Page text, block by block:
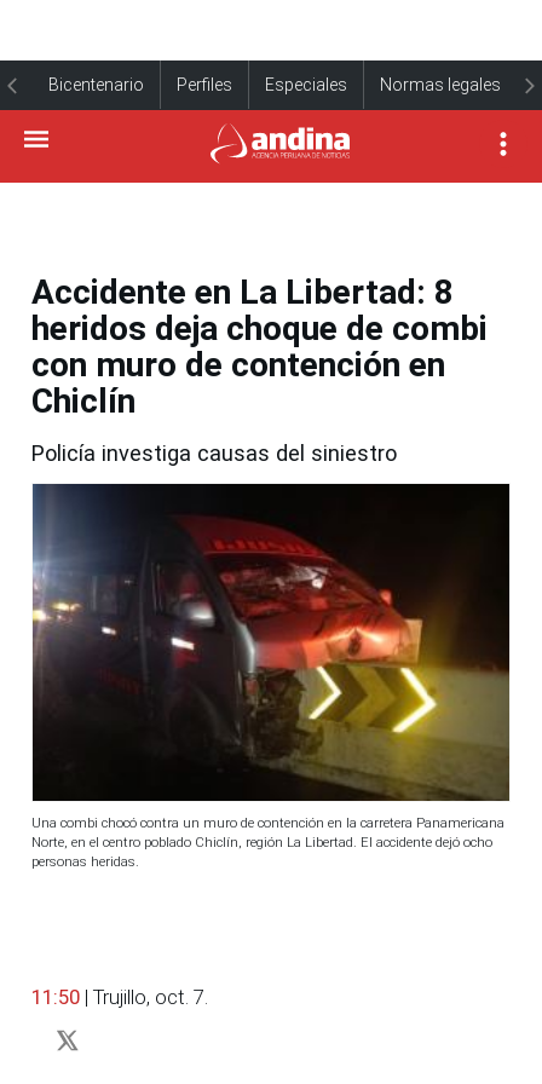
Bicentenario Perfiles Especiales Normas legales
Accidente en La Libertad: 8
heridos deja choque de combi
con muro de contención en
Chiclín
Policía investiga causas del siniestro
Una combi chocó contra un muro de contención en la carretera Panamericana
Norte, en el centro poblado Chiclín, región La Libertad. El accidente dejó ocho
personas heridas.
11:50 | Trujillo, oct. 7.